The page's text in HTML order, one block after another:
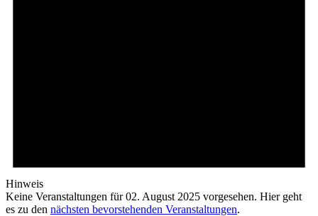
Hinweis
Keine Veranstaltungen für 02. August 2025 vorgesehen. Hier geht
es zu den nächsten bevorstehenden Veranstaltungen.